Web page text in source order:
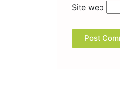
Site web